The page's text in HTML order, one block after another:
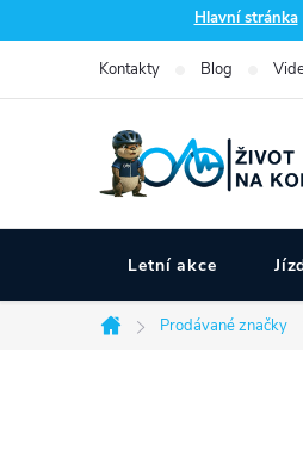
na
Hlavní stránka
Kontakty Blog
Letní akce
Domů
Prodávané značky